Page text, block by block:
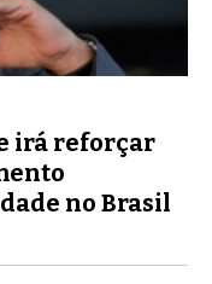
irá reforçar
no Brasil